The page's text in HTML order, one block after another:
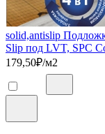
solid,antislip
Slip под LVT, SPC
179,50₽/м2